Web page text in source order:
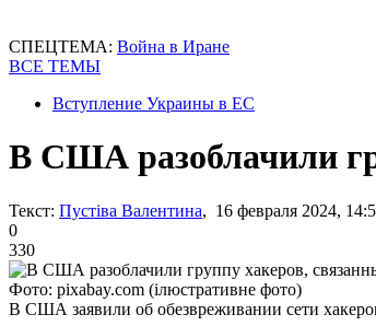
СПЕЦТЕМА: Война в Иране
ВСЕ ТЕМЫ
Вступление Украины в ЕС
В США разоблачили
Текст: Пустіва Валентина, 16 февраля 2024,
0
330
Фото: pixabay.com (ілюстративне фото)
В США заявили об обезвреживании сети